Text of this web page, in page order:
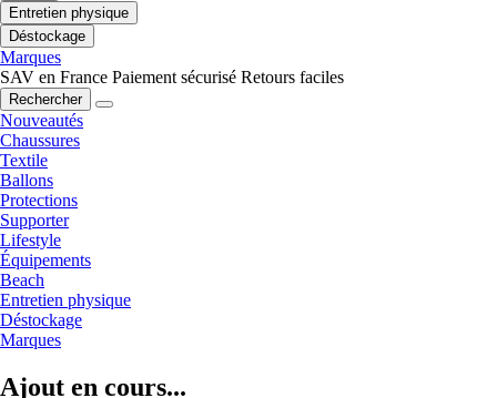
Entretien physique
Déstockage
Marques
SAV en France Paiement sécurisé Retours faciles
Rechercher
Nouveautés
Chaussures
Textile
Ballons
Protections
Supporter
Lifestyle
Équipements
Beach
Entretien physique
Déstockage
Marques
Ajout en cours...